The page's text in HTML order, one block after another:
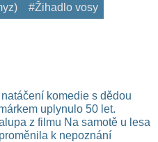
#Žihadlo vosy
komedie s dědou
uplynulo 50 let.
z filmu Na samotě u lesa
k nepoznání